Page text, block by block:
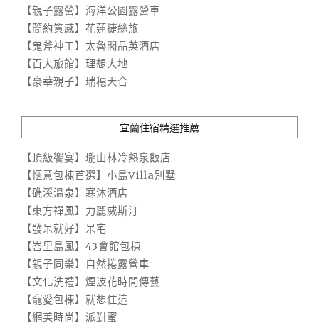
【親子露營】海洋公園露營車
【簡約質感】花蓮捷絲旅
【鬼斧神工】太魯閣晶英酒店
【百大旅館】理想大地
【豪華親子】瑞穗天合
宜蘭住宿精選推薦
【頂級饗宴】瓏山林冷熱泉飯店
【愜意包棟首選】小島Villa別墅
【礁溪溫泉】寒沐酒店
【東方禪風】力麗威斯汀
【發呆就好】呆宅
【峇里島風】43會館包棟
【親子同樂】自然捲露營車
【文化洗禮】煙波花時間傳藝
【寵愛包棟】就想住這
【網美時尚】派對蜜